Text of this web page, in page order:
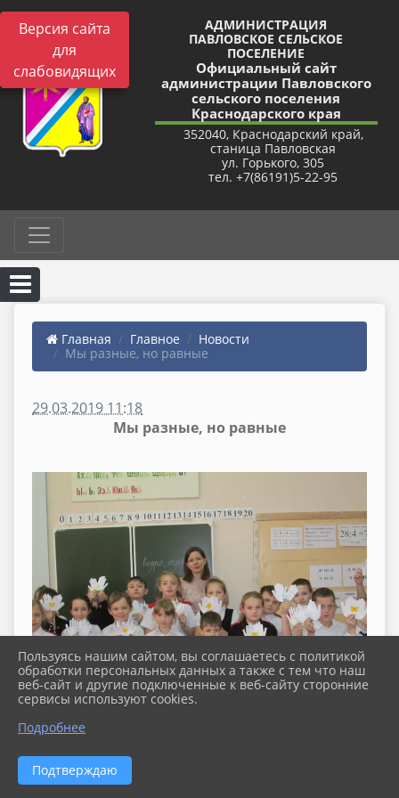
Версия сайта
для
слабовидящих
АДМИНИСТРАЦИЯ
ПАВЛОВСКОЕ СЕЛЬСКОЕ
ПОСЕЛЕНИЕ
Официальный сайт
администрации Павловского
сельского поселения
Краснодарского края
352040, Краснодарский край,
станица Павловская
ул. Горького, 305
тел. +7(86191)5-22-95
Главная Главное
Новости
Мы разные, но равные
29.03.2019 11:18
Мы разные, но равные
Пользуясь нашим сайтом, вы соглашаетесь с политикой
обработки персональных данных а также с тем что наш
веб-сайт и другие подключенные к веб-сайту сторонние
сервисы используют cookies.
Подробнее
Подтверждаю